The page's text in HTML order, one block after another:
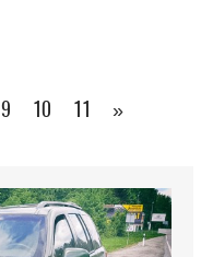
9 10 11 »